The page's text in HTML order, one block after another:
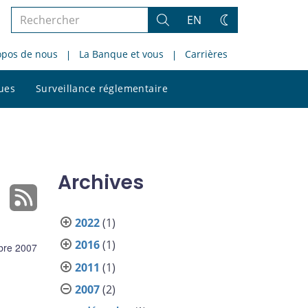
Rechercher
le
site
Rechercher
EN
Changez
thème
de nous La Banque et vous Carrières
Surveillance réglementaire
le
2007
Archives
2022(1)
2016(1)
2011 (1)
2007(2)